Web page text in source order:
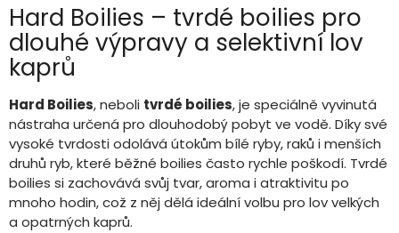
Hard Boilies – tvrdé boilies pro
dlouhé výpravy a selektivní lov
kaprů
Hard Boilies, neboli tvrdé boilies, je speciálně vyvinutá
nástraha určená pro dlouhodobý pobyt ve vodě. Díky své
vysoké tvrdosti odolává útokům bílé ryby, raků i menších
druhů ryb, které běžné boilies často rychle poškodí. Tvrdé
boilies si zachovává svůj tvar, aroma i atraktivitu po
mnoho hodin, což z něj dělá ideální volbu pro lov velkých
a opatrných kaprů.